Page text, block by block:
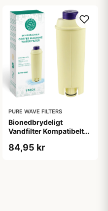
PURE WAVE FILTERS
Bionedbrydeligt
Vandfilter Kompatibelt
Wave BKWF-001 - 1 Stk.
84,95 kr